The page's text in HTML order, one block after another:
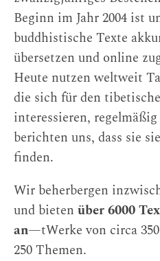
Beginn im Jahr 2004 ist
buddhistische Texte
übersetzen und online
Heute nutzen weltweit
die sich für den
interessieren,
berichten uns, dass sie
finden.
Wir beherbergen
und bieten über 6000
an—tWerke von circa
250 Themen.